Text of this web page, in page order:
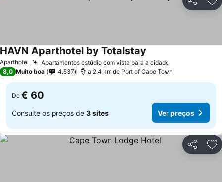
Partilhar
Aparthotel Apartamentos estúdio com vista para a cidade
HAVN Aparthotel by Totalstay
8,0 Muito boa 4.537 a 2.4 km de Port of Cape Town
De € 60
Consulte os preços de 3 sites Ver preços
Partilhar